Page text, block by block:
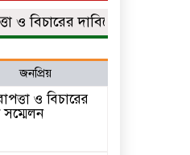
দাবিতে সংবাদ সম্মেলন
জনপ্রিয়
ও বিচারের
সম্মেলন